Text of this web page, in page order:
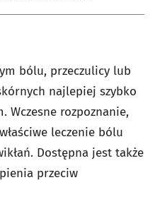
bólu, przeczulicy lub
najlepiej szybko
Wczesne rozpoznanie,
leczenie bólu
Dostępna jest także
przeciw